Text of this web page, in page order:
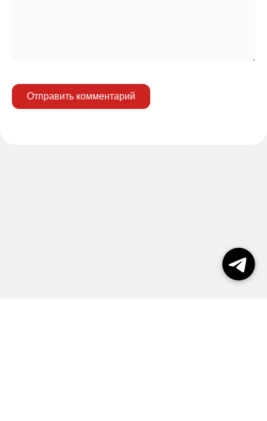
Отправить комментарий